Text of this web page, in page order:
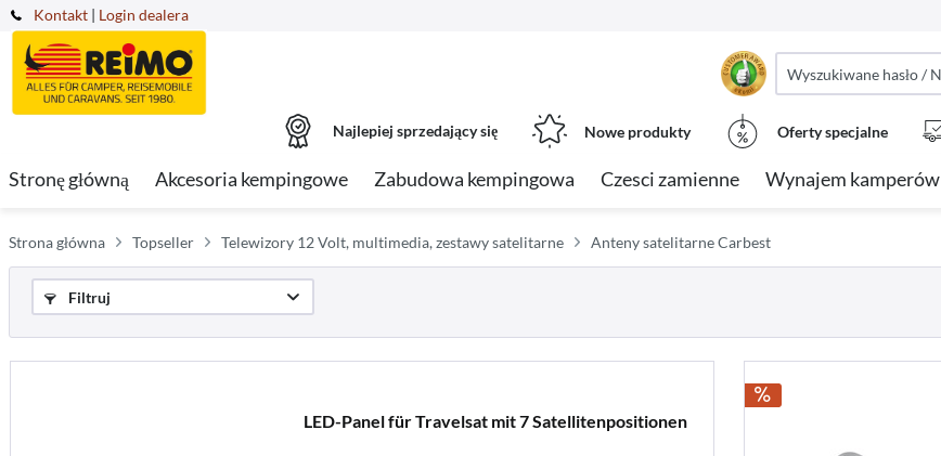
Kontakt | Login dealera
Najlepiej sprzedający się Nowe produkty Oferty specjalne
Stronę główną Akcesoria kempingowe Zabudowa kempingowa Czesci zamienne Wynajem kamperów
Strona główna Topseller Telewizory 12 Volt, multimedia, zestawy satelitarne Anteny satelitarne Carbest
Filtruj
LED-Panel für Travelsat mit 7 Satellitenpositionen